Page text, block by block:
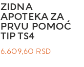
ZIDNA
APOTEKA ZA
PRVU POMOĆ
TIP TS4
6.609,60 RSD